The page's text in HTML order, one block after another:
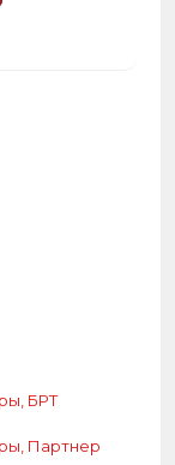
БРТ
Партнер